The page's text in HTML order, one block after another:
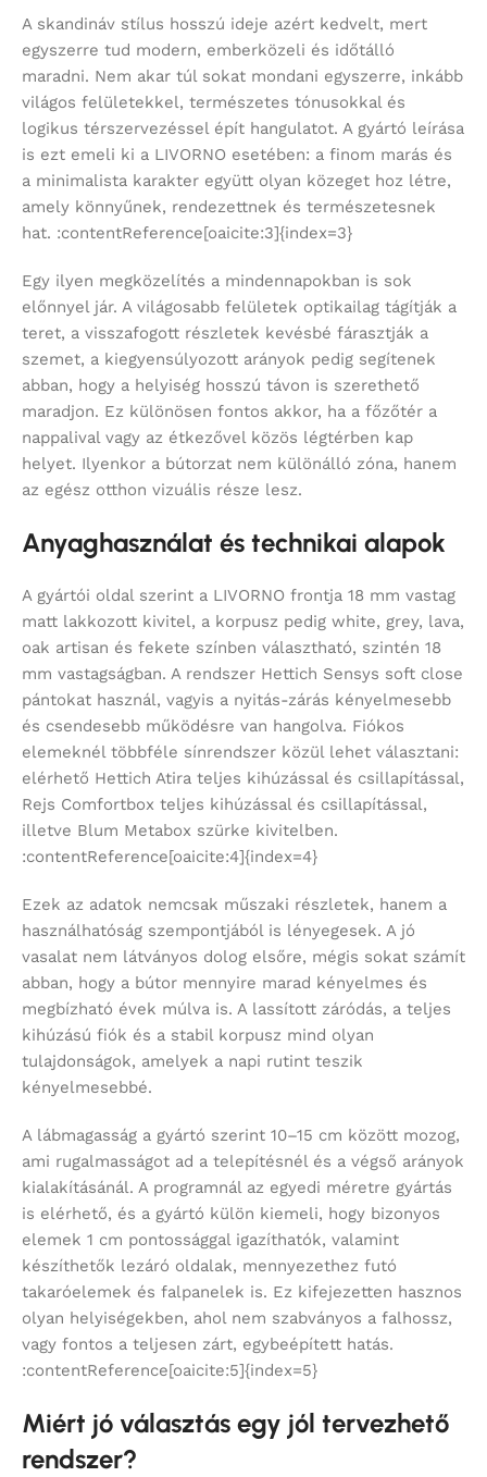
A skandináv stílus hosszú ideje azért kedvelt, mert
egyszerre tud modern, emberközeli és időtálló
maradni. Nem akar túl sokat mondani egyszerre, inkább
világos felületekkel, természetes tónusokkal és
logikus térszervezéssel épít hangulatot. A gyártó leírása
is ezt emeli ki a LIVORNO esetében: a finom marás és
a minimalista karakter együtt olyan közeget hoz létre,
amely könnyűnek, rendezettnek és természetesnek
hat. :contentReference[oaicite:3]{index=3}
Egy ilyen megközelítés a mindennapokban is sok
előnnyel jár. A világosabb felületek optikailag tágítják a
teret, a visszafogott részletek kevésbé fárasztják a
szemet, a kiegyensúlyozott arányok pedig segítenek
abban, hogy a helyiség hosszú távon is szerethető
maradjon. Ez különösen fontos akkor, ha a főzőtér a
nappalival vagy az étkezővel közös légtérben kap
helyet. Ilyenkor a bútorzat nem különálló zóna, hanem
az egész otthon vizuális része lesz.
Anyaghasználat és technikai alapok
A gyártói oldal szerint a LIVORNO frontja 18 mm vastag
matt lakkozott kivitel, a korpusz pedig white, grey, lava,
oak artisan és fekete színben választható, szintén 18
mm vastagságban. A rendszer Hettich Sensys soft close
pántokat használ, vagyis a nyitás-zárás kényelmesebb
és csendesebb működésre van hangolva. Fiókos
elemeknél többféle sínrendszer közül lehet választani:
elérhető Hettich Atira teljes kihúzással és csillapítással,
Rejs Comfortbox teljes kihúzással és csillapítással,
illetve Blum Metabox szürke kivitelben.
:contentReference[oaicite:4]{index=4}
Ezek az adatok nemcsak műszaki részletek, hanem a
használhatóság szempontjából is lényegesek. A jó
vasalat nem látványos dolog elsőre, mégis sokat számít
abban, hogy a bútor mennyire marad kényelmes és
megbízható évek múlva is. A lassított záródás, a teljes
kihúzású fiók és a stabil korpusz mind olyan
tulajdonságok, amelyek a napi rutint teszik
kényelmesebbé.
A lábmagasság a gyártó szerint 10–15 cm között mozog,
ami rugalmasságot ad a telepítésnél és a végső arányok
kialakításánál. A programnál az egyedi méretre gyártás
is elérhető, és a gyártó külön kiemeli, hogy bizonyos
elemek 1 cm pontossággal igazíthatók, valamint
készíthetők lezáró oldalak, mennyezethez futó
takaróelemek és falpanelek is. Ez kifejezetten hasznos
olyan helyiségekben, ahol nem szabványos a falhossz,
vagy fontos a teljesen zárt, egybeépített hatás.
:contentReference[oaicite:5]{index=5}
Miért jó választás egy jól tervezhető
rendszer?